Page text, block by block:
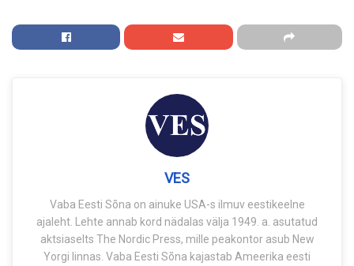
VES
Vaba Eesti Sõna on ainuke USA-s ilmuv eestikeelne
ajaleht. Lehte annab kord nädalas välja 1949. a. asutatud
aktsiaselts The Nordic Press, mille peakontor asub New
Yorgi linnas. Vaba Eesti Sõna kajastab Ameerika eesti